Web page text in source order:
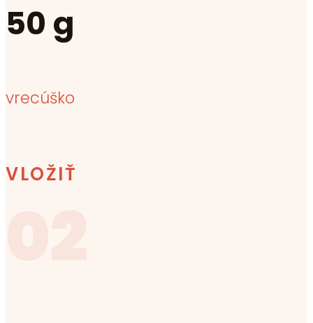
50 g
vrecúško
VLOŽIŤ